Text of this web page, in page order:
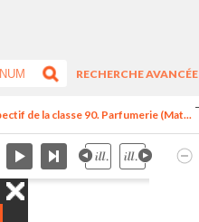
RECHERCHE AVANCÉE
de la classe 90. Parfumerie (Mat...